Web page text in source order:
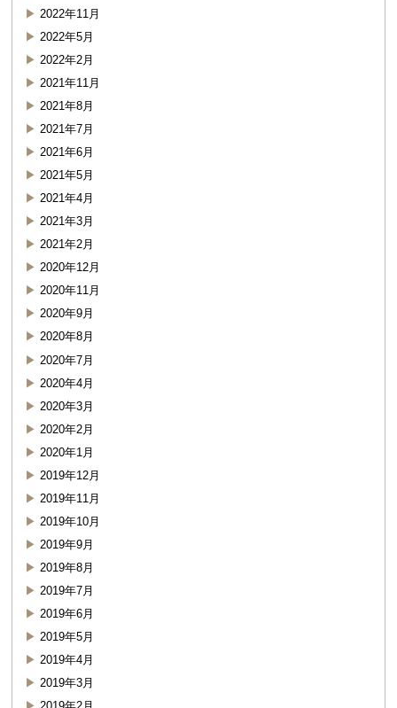
2022年11月
2022年5月
2022年2月
2021年11月
2021年8月
2021年7月
2021年6月
2021年5月
2021年4月
2021年3月
2021年2月
2020年12月
2020年11月
2020年9月
2020年8月
2020年7月
2020年4月
2020年3月
2020年2月
2020年1月
2019年12月
2019年11月
2019年10月
2019年9月
2019年8月
2019年7月
2019年6月
2019年5月
2019年4月
2019年3月